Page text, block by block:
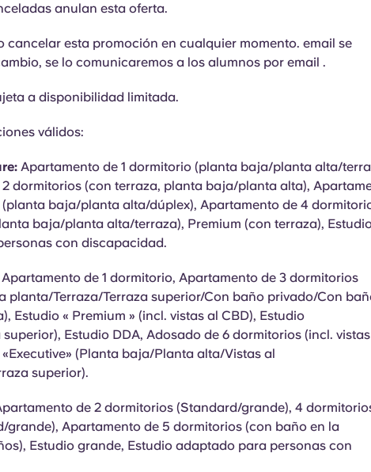
anulan esta oferta.
cancelar esta promoción en cualquier momento. email se
se lo comunicaremos a los alumnos por email .
a disponibilidad limitada.
válidos:
Apartamento de 1 dormitorio (planta baja/planta alta/
dormitorios (con terraza, planta baja/planta alta),
baja/planta alta/dúplex), Apartamento de 4
baja/planta alta/terraza), Premium (con terraza),
con discapacidad.
Apartamento de 1 dormitorio, Apartamento de 3 dormitorios
planta/Terraza/Terraza superior/Con baño privado/Con
Estudio « Premium » (incl. vistas al CBD), Estudio
superior), Estudio DDA, Adosado de 6 dormitorios (incl.
(Planta baja/Planta alta/Vistas al
superior).
de 2 dormitorios (Standard/grande), 4
grande), Apartamento de 5 dormitorios (con baño en la
Estudio grande, Estudio adaptado para personas con